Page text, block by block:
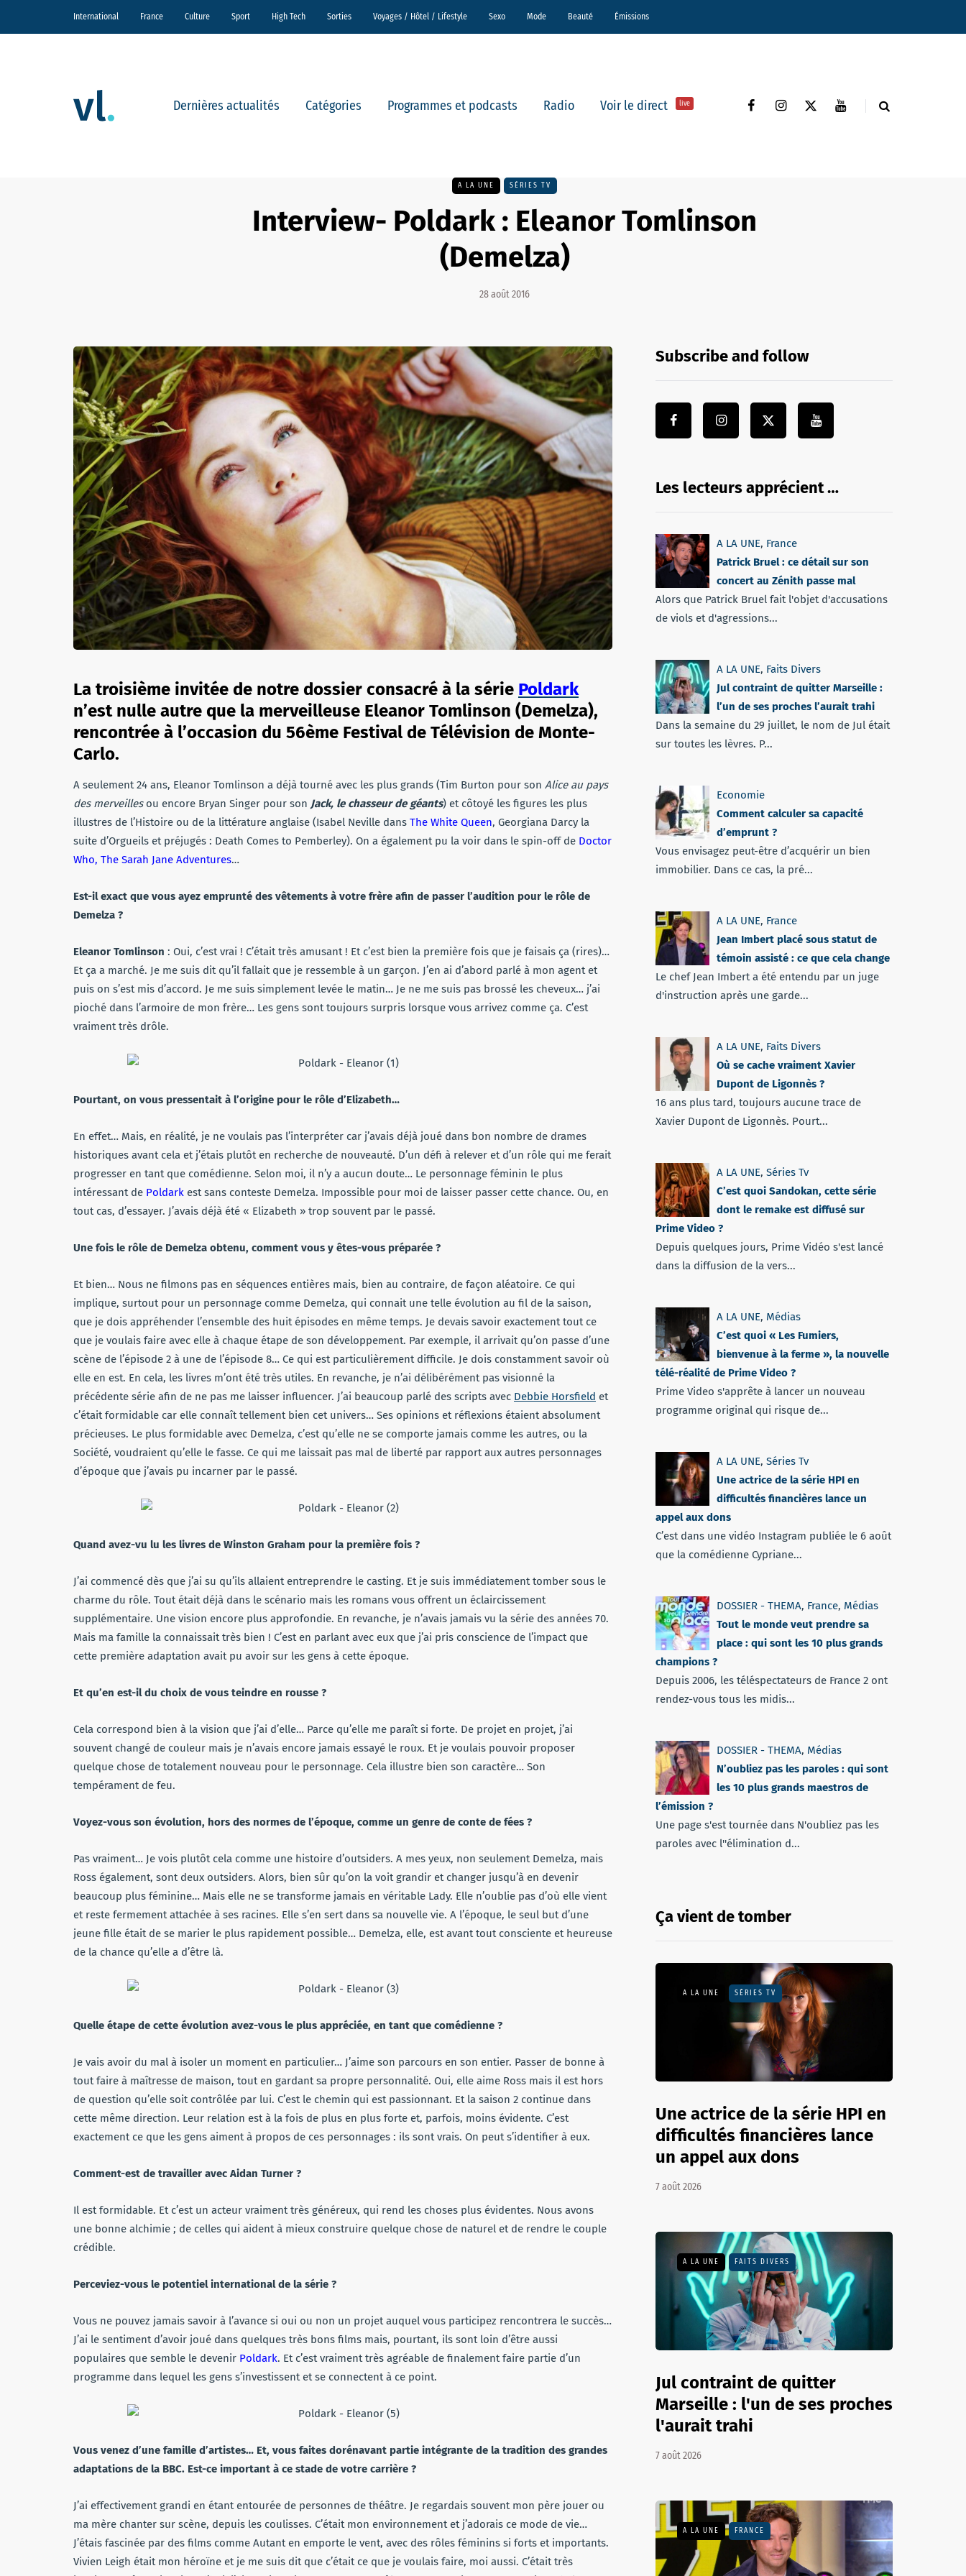
International France Culture Sport High Tech Sorties Voyages / Hôtel / Lifestyle Sexo Mode Beauté Émissions
Dernières actualités Catégories Programmes et podcasts Radio Voir le direct live
A LA UNE SÉRIES TV
Interview- Poldark : Eleanor Tomlinson
(Demelza)
28 août 2016
La troisième invitée de notre dossier consacré à la série Poldark
n’est nulle autre que la merveilleuse Eleanor Tomlinson (Demelza),
rencontrée à l’occasion du 56ème Festival de Télévision de Monte-
Carlo.
A seulement 24 ans, Eleanor Tomlinson a déjà tourné avec les plus grands (Tim Burton pour son Alice au pays
des merveillesou encore Bryan Singer pour son Jack, le chasseur de géants) et côtoyé les figures les plus
illustres de l’Histoire ou de la littérature anglaise (Isabel Neville dans The White Queen, Georgiana Darcy la
suite d’Orgueils et préjugés : Death Comes to Pemberley). On a également pu la voir dans le spin-off de Doctor
Who, The Sarah Jane Adventures…
Est-il exact que vous ayez emprunté des vêtements à votre frère afin de passer l’audition pour le rôle de
Demelza ?
Eleanor Tomlinson : Oui, c’est vrai ! C’était très amusant ! Et c’est bien la première fois que je faisais ça (rires)…
Et ça a marché. Je me suis dit qu’il fallait que je ressemble à un garçon. J’en ai d’abord parlé à mon agent et
puis on s’est mis d’accord. Je me suis simplement levée le matin… Je ne me suis pas brossé les cheveux… j’ai
pioché dans l’armoire de mon frère… Les gens sont toujours surpris lorsque vous arrivez comme ça. C’est
vraiment très drôle.
Pourtant, on vous pressentait à l’origine pour le rôle d’Elizabeth…
En effet… Mais, en réalité, je ne voulais pas l’interpréter car j’avais déjà joué dans bon nombre de drames
historiques avant cela et j’étais plutôt en recherche de nouveauté. D’un défi à relever et d’un rôle qui me ferait
progresser en tant que comédienne. Selon moi, il n’y a aucun doute… Le personnage féminin le plus
intéressant de Poldark est sans conteste Demelza. Impossible pour moi de laisser passer cette chance. Ou, en
tout cas, d’essayer. J’avais déjà été « Elizabeth » trop souvent par le passé.
Une fois le rôle de Demelza obtenu, comment vous y êtes-vous préparée ?
Et bien… Nous ne filmons pas en séquences entières mais, bien au contraire, de façon aléatoire. Ce qui
implique, surtout pour un personnage comme Demelza, qui connait une telle évolution au fil de la saison,
que je dois appréhender l’ensemble des huit épisodes en même temps. Je devais savoir exactement tout ce
que je voulais faire avec elle à chaque étape de son développement. Par exemple, il arrivait qu’on passe d’une
scène de l’épisode 2 à une de l’épisode 8… Ce qui est particulièrement difficile. Je dois constamment savoir où
elle en est. En cela, les livres m’ont été très utiles. En revanche, je n’ai délibérément pas visionné la
précédente série afin de ne pas me laisser influencer. J’ai beaucoup parlé des scripts avec Debbie Horsfield et
c’était formidable car elle connaît tellement bien cet univers… Ses opinions et réflexions étaient absolument
précieuses. Le plus formidable avec Demelza, c’est qu’elle ne se comporte jamais comme les autres, ou la
Société, voudraient qu’elle le fasse. Ce qui me laissait pas mal de liberté par rapport aux autres personnages
d’époque que j’avais pu incarner par le passé.
Quand avez-vu lu les livres de Winston Graham pour la première fois ?
J’ai commencé dès que j’ai su qu’ils allaient entreprendre le casting. Et je suis immédiatement tomber sous le
charme du rôle. Tout était déjà dans le scénario mais les romans vous offrent un éclaircissement
supplémentaire. Une vision encore plus approfondie. En revanche, je n’avais jamais vu la série des années 70.
Mais ma famille la connaissait très bien ! C’est en parlant avec eux que j’ai pris conscience de l’impact que
cette première adaptation avait pu avoir sur les gens à cette époque.
Et qu’en est-il du choix de vous teindre en rousse ?
Cela correspond bien à la vision que j’ai d’elle… Parce qu’elle me paraît si forte. De projet en projet, j’ai
souvent changé de couleur mais je n’avais encore jamais essayé le roux. Et je voulais pouvoir proposer
quelque chose de totalement nouveau pour le personnage. Cela illustre bien son caractère… Son
tempérament de feu.
Voyez-vous son évolution, hors des normes de l’époque, comme un genre de conte de fées ?
Pas vraiment… Je vois plutôt cela comme une histoire d’outsiders. A mes yeux, non seulement Demelza, mais
Ross également, sont deux outsiders. Alors, bien sûr qu’on la voit grandir et changer jusqu’à en devenir
beaucoup plus féminine… Mais elle ne se transforme jamais en véritable Lady. Elle n’oublie pas d’où elle vient
et reste fermement attachée à ses racines. Elle s’en sert dans sa nouvelle vie. A l’époque, le seul but d’une
jeune fille était de se marier le plus rapidement possible… Demelza, elle, est avant tout consciente et heureuse
de la chance qu’elle a d’être là.
Quelle étape de cette évolution avez-vous le plus appréciée, en tant que comédienne ?
Je vais avoir du mal à isoler un moment en particulier… J’aime son parcours en son entier. Passer de bonne à
tout faire à maîtresse de maison, tout en gardant sa propre personnalité. Oui, elle aime Ross mais il est hors
de question qu’elle soit contrôlée par lui. C’est le chemin qui est passionnant. Et la saison 2 continue dans
cette même direction. Leur relation est à la fois de plus en plus forte et, parfois, moins évidente. C’est
exactement ce que les gens aiment à propos de ces personnages : ils sont vrais. On peut s’identifier à eux.
Comment-est de travailler avec Aidan Turner ?
Il est formidable. Et c’est un acteur vraiment très généreux, qui rend les choses plus évidentes. Nous avons
une bonne alchimie ; de celles qui aident à mieux construire quelque chose de naturel et de rendre le couple
crédible.
Perceviez-vous le potentiel international de la série ?
Vous ne pouvez jamais savoir à l’avance si oui ou non un projet auquel vous participez rencontrera le succès…
J’ai le sentiment d’avoir joué dans quelques très bons films mais, pourtant, ils sont loin d’être aussi
populaires que semble le devenir Poldark. Et c’est vraiment très agréable de finalement faire partie d’un
programme dans lequel les gens s’investissent et se connectent à ce point.
Vous venez d’une famille d’artistes… Et, vous faites dorénavant partie intégrante de la tradition des grandes
adaptations de la BBC. Est-ce important à ce stade de votre carrière ?
J’ai effectivement grandi en étant entourée de personnes de théâtre. Je regardais souvent mon père jouer ou
ma mère chanter sur scène, depuis les coulisses. C’était mon environnement et j’adorais ce mode de vie…
J’étais fascinée par des films comme Autant en emporte le vent, avec des rôles féminins si forts et importants.
Vivien Leigh était mon héroïne et je me suis dit que c’était ce que je voulais faire, moi aussi. C’était très
Subscribe and follow
Les lecteurs apprécient …
A LA UNE, France
Patrick Bruel : ce détail sur son
concert au Zénith passe mal
Alors que Patrick Bruel fait l'objet d'accusations
de viols et d'agressions...
A LA UNE, Faits Divers
Jul contraint de quitter Marseille :
l’un de ses proches l’aurait trahi
Dans la semaine du 29 juillet, le nom de Jul était
sur toutes les lèvres. P...
Economie
Comment calculer sa capacité
d’emprunt ?
Vous envisagez peut-être d’acquérir un bien
immobilier. Dans ce cas, la pré...
A LA UNE, France
Jean Imbert placé sous statut de
témoin assisté : ce que cela change
Le chef Jean Imbert a été entendu par un juge
d'instruction après une garde...
A LA UNE, Faits Divers
Où se cache vraiment Xavier
Dupont de Ligonnès ?
16 ans plus tard, toujours aucune trace de
Xavier Dupont de Ligonnès. Pourt...
A LA UNE, Séries Tv
C’est quoi Sandokan, cette série
dont le remake est diffusé sur
Prime Video ?
Depuis quelques jours, Prime Vidéo s'est lancé
dans la diffusion de la vers...
A LA UNE, Médias
C’est quoi « Les Fumiers,
bienvenue à la ferme », la nouvelle
télé-réalité de Prime Video ?
Prime Video s'apprête à lancer un nouveau
programme original qui risque de...
A LA UNE, Séries Tv
Une actrice de la série HPI en
difficultés financières lance un
appel aux dons
C’est dans une vidéo Instagram publiée le 6 août
que la comédienne Cypriane...
DOSSIER - THEMA, France, Médias
Tout le monde veut prendre sa
place : qui sont les 10 plus grands
champions ?
Depuis 2006, les téléspectateurs de France 2 ont
rendez-vous tous les midis...
DOSSIER - THEMA, Médias
N’oubliez pas les paroles : qui sont
les 10 plus grands maestros de
l’émission ?
Une page s'est tournée dans N'oubliez pas les
paroles avec l''élimination d...
Ça vient de tomber
A LA UNE SÉRIES TV
Une actrice de la série HPI en
difficultés financières lance
un appel aux dons
7 août 2026
A LA UNE FAITS DIVERS
Jul contraint de quitter
Marseille : l'un de ses proches
l'aurait trahi
7 août 2026
A LA UNE FRANCE